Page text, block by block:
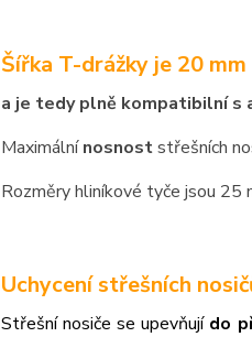
Šířka T-drážky je 20 mm
a je tedy plně kompatibilní s
Maximálnínosnoststřešních
Rozměry hliníkové tyče jsou 25
Uchycení střešních
Střešní nosiče se upevňují do